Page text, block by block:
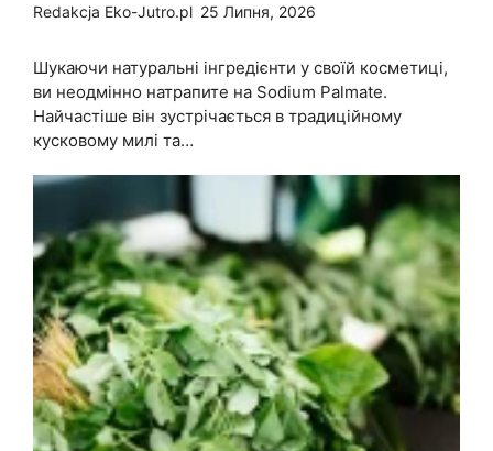
Redakcja Eko-Jutro.pl 25 Липня, 2026
Шукаючи натуральні інгредієнти у своїй косметиці,
ви неодмінно натрапите на Sodium Palmate.
Найчастіше він зустрічається в традиційному
кусковому милі та…